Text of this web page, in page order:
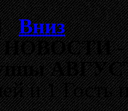
Вниз
НОВОСТИ -
и 1 Гость